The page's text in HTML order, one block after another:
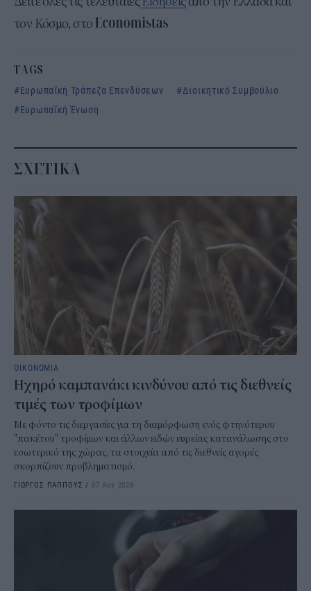
τον Κόσμο, στο
TAGS
Ευρωπαϊκή Τράπεζα Επενδύσεων
Διοικητικό Συμβούλιο
Ευρωπαϊκή Ένωση
ΣΧΕΤΙΚΑ
ΟΙΚΟΝΟΜΙΑ
Ηχηρό καμπανάκι κινδύνου από τις διεθνείς
τιμές των τροφίμων
Με φόντο τις διεργασίες για τη διαμόρφωση ενός φτηνότερου
"πακέτου" τροφίμων και άλλων ειδών ευρείας κατανάλωσης στο
εσωτερικό της χώρας, τα στοιχεία από τις διεθνείς αγορές
σκορπίζουν προβληματισμό.
ΓΙΩΡΓΟΣ ΠΑΠΠΟΥΣ / 07 Αυγ 2026